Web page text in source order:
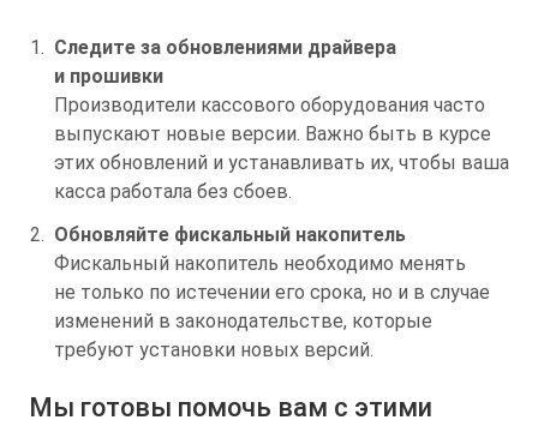
Следите за обновлениями драйвера
и прошивки
Производители кассового оборудования часто
выпускают новые версии. Важно быть в курсе
этих обновлений и устанавливать их, чтобы ваша
касса работала без сбоев.
Обновляйте фискальный накопитель
Фискальный накопитель необходимо менять
не только по истечении его срока, но и в случае
изменений в законодательстве, которые
требуют установки новых версий.
Мы готовы помочь вам с этими